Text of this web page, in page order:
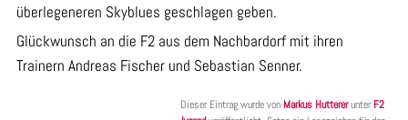
überlegeneren Skyblues geschlagen geben.
Glückwunsch an die F2 aus dem Nachbardorf mit ihren
Trainern Andreas Fischer und Sebastian Senner.
Dieser Eintrag wurde von Markus Huttererunter F2